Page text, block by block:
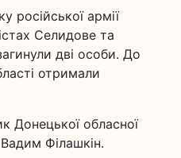
російської армії
Селидове та
дві особи. До
отримали
Донецької обласної
Вадим Філашкін.